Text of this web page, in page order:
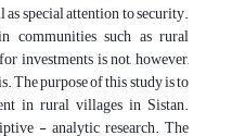
special attention to security.
such as rural
investments is not, however,
The purpose of this study is to
in rural villages in Sistan.
- analytic research. The